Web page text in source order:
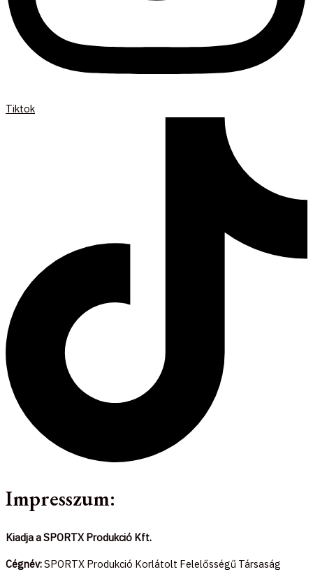
Tiktok
Impresszum:
Kiadja a SPORTX Produkció Kft.
Cégnév:SPORTX Produkció Korlátolt Felelősségű Társaság